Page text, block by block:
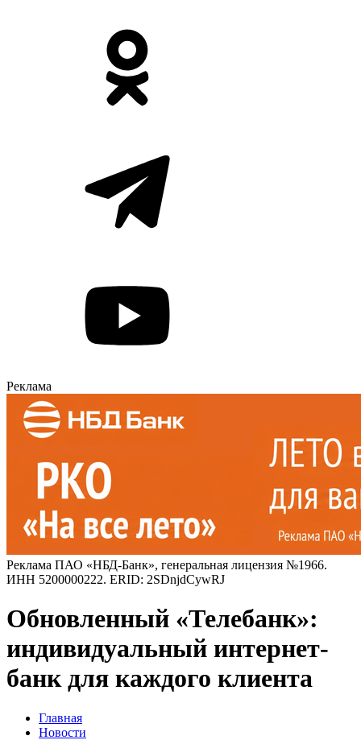
Реклама
Реклама ПАО «НБД-Банк», генеральная лицензия №1966.
ИНН 5200000222. ERID: 2SDnjdCywRJ
Обновленный «Телебанк»:
индивидуальный интернет-
банк для каждого клиента
Главная
Новости